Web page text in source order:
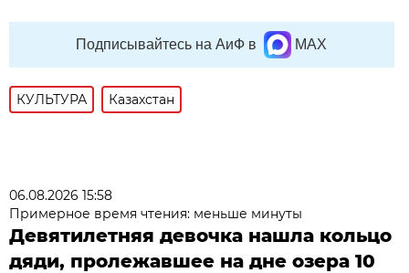
Подписывайтесь на АиФ в MAX
КУЛЬТУРА Казахстан
06.08.2026 15:58
Примерное время чтения: меньше минуты
Девятилетняя девочка нашла кольцо
дяди, пролежавшее на дне озера 10